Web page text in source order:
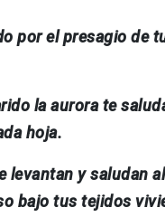
por el presagio de
la aurora te
hoja.
levantan y saludan
bajo tus tejidos